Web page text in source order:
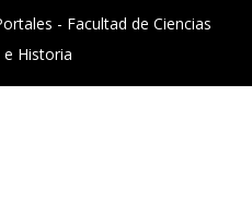
- Facultad de Ciencias
e Historia